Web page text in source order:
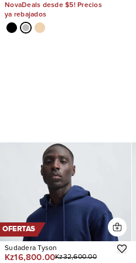
NovaDeals desde $5! Precios
ya rebajados
OFERTAS
Sudadera Tyson
Kz16,800.00Kz32,600.00